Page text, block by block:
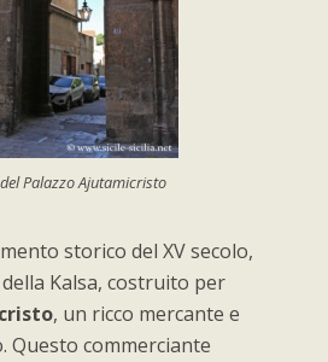
Palazzo Ajutamicristo
storico del XV secolo,
Kalsa, costruito per
, un ricco mercante e
Questo commerciante